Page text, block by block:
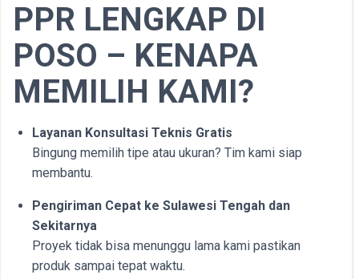
PPR LENGKAP DI
POSO – KENAPA
MEMILIH KAMI?
Layanan Konsultasi Teknis Gratis
Bingung memilih tipe atau ukuran? Tim kami siap
membantu.
Pengiriman Cepat ke Sulawesi Tengah dan
Sekitarnya
Proyek tidak bisa menunggu lama kami pastikan
produk sampai tepat waktu.